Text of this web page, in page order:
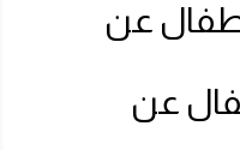
عن